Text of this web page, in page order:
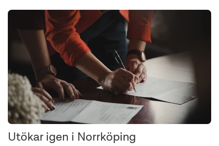
Utökar igen i Norrköping